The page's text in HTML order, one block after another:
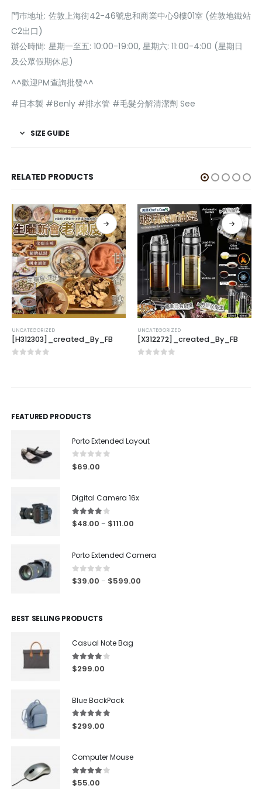
門巿地址: 佐敦上海街42-46號忠和商業中心9樓01室 (佐敦地鐵站
C2出口)
辦公時間: 星期一至五: 10:00-19:00, 星期六: 11:00-4:00 (星期日
及公眾假期休息)
^^歡迎PM查詢批發^^
#日本製 #Benly #排水管 #毛髮分解清潔劑 See
SIZE GUIDE
RELATED PRODUCTS
UNCATEGORIZED
[H312303]_created_By_FB
UNCATEGORIZED
[X312272]_created_By_FB
FEATURED PRODUCTS
Porto Extended Layout
0 out of 5
$69.00
Digital Camera 16x
4.00out of 5
$48.00 – $111.00
Porto Extended Camera
0out of 5
$39.00 – $599.00
BEST SELLING PRODUCTS
Casual Note Bag
4.00out of 5
$299.00
Blue BackPack
5.00out of 5
$299.00
Computer Mouse
4.00out of 5
$55.00